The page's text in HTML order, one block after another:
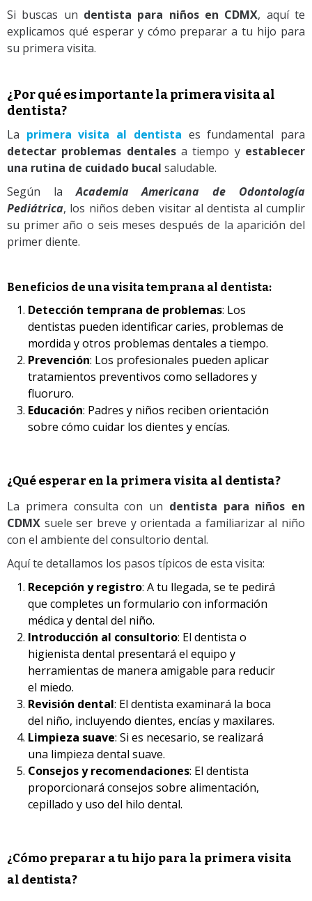
Si buscas un dentista para niños en CDMX, aquí te
explicamos qué esperar y cómo preparar a tu hijo para
su primera visita.
¿Por qué es importante la primera visita al
dentista?
La primera visita al dentista es fundamental para
detectar problemas dentalesa tiempo y establecer
una rutina de cuidado bucal saludable.
Según laAcademia Americana de Odontología
Pediátrica, los niños deben visitar al dentista al cumplir
su primer año o seis meses después de la aparición del
primer diente.
Beneficios de una visita temprana al dentista:
Detección temprana de problemas: Los
dentistas pueden identificar caries, problemas de
mordida y otros problemas dentales a tiempo.
Prevención: Los profesionales pueden aplicar
tratamientos preventivos como selladores y
fluoruro.
Educación: Padres y niños reciben orientación
sobre cómo cuidar los dientes y encías.
¿Qué esperar en la primera visita al dentista?
La primera consulta con un dentista para niños en
CDMX suele ser breve y orientada a familiarizar al niño
con el ambiente del consultorio dental.
Aquí te detallamos los pasos típicos de esta visita:
Recepción y registro: A tu llegada, se te pedirá
que completes un formulario con información
médica y dental del niño.
Introducción al consultorio: El dentista o
higienista dental presentará el equipo y
herramientas de manera amigable para reducir
el miedo.
Revisión dental: El dentista examinará la boca
del niño, incluyendo dientes, encías y maxilares.
Limpieza suave: Si es necesario, se realizará
una limpieza dental suave.
Consejos y recomendaciones: El dentista
proporcionará consejos sobre alimentación,
cepillado y uso del hilo dental.
¿Cómo preparar a tu hijo para la primera visita
al dentista?